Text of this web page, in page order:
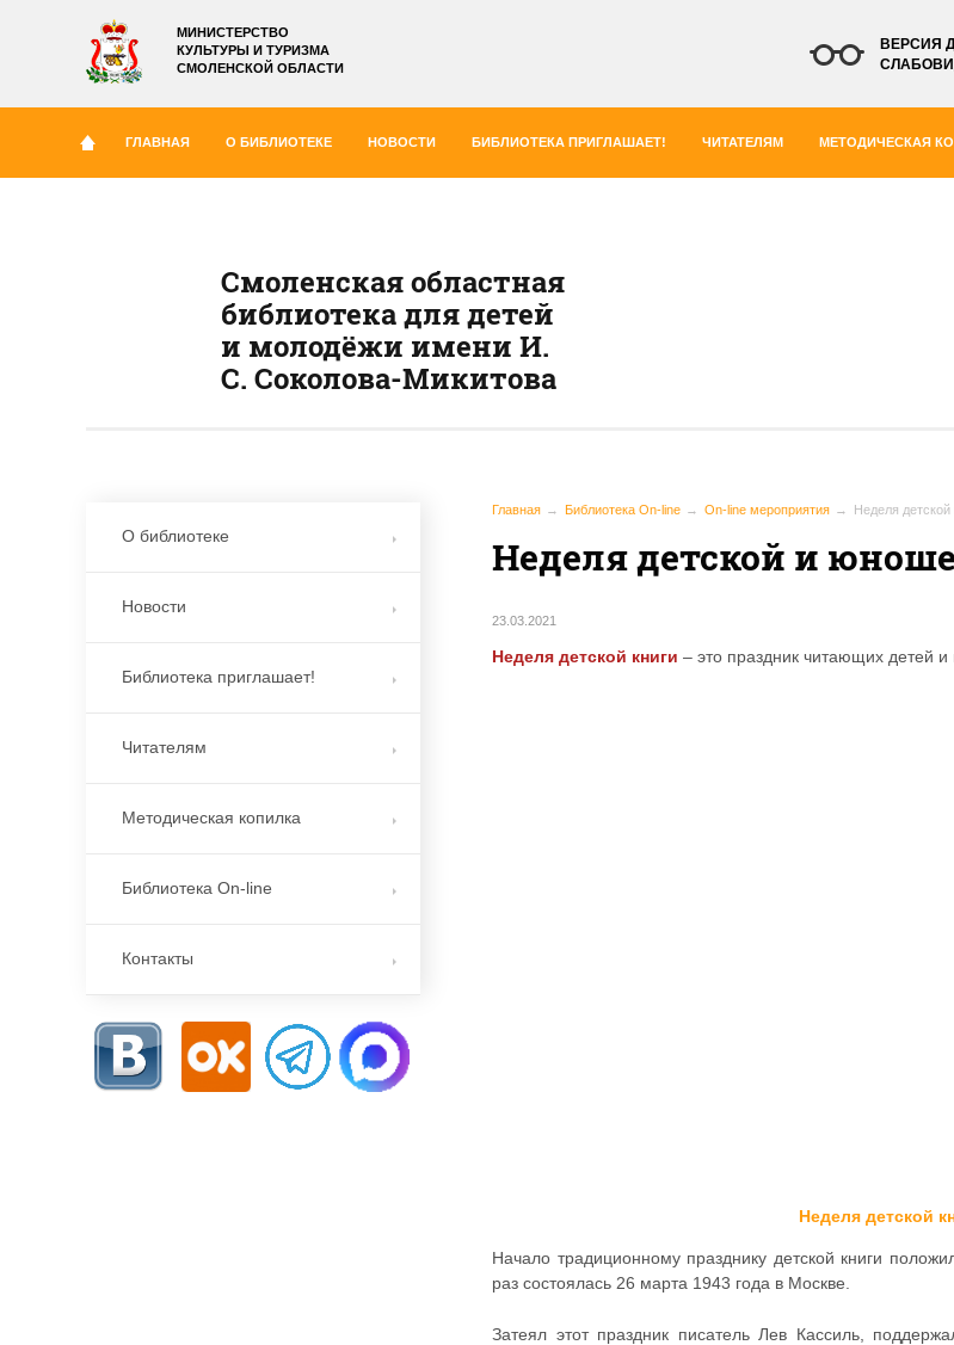
МИНИСТЕРСТВО
КУЛЬТУРЫ И ТУРИЗМА
СМОЛЕНСКОЙ ОБЛАСТИ
ВЕРСИЯ
ГЛАВНАЯ О БИБЛИОТЕКЕ НОВОСТИ БИБЛИОТЕКА ПРИГЛАШАЕТ! ЧИТАТЕЛЯМ МЕТОДИЧЕСКАЯ
Смоленская областная
библиотека для детей
и молодёжи имени И.
С. Соколова-Микитова
Главная Библиотека On-line On-line мероприятия Неделя
Неделя детской и
23.03.2021
Неделя детской книги – это праздник читающих детей и
Неделя детской
Начало традиционному празднику детской книги
раз состоялась 26 марта 1943 года в Москве.
Затеял этот праздник писатель Лев Кассиль,
О библиотеке
Новости
Библиотека приглашает!
Читателям
Методическая копилка
Библиотека On-line
Контакты